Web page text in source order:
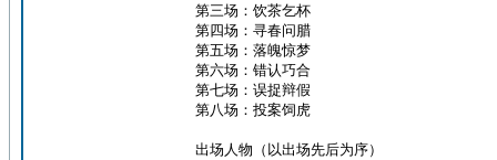
第三场：饮茶乞杯
第四场：寻春问腊
第五场：落魄惊梦
第六场：错认巧合
第七场：误捉辩假
第八场：投案饲虎
出场人物（以出场先后为序）